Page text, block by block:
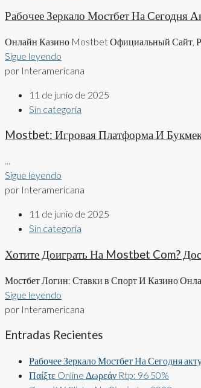
Рабочее Зеркало Мостбет На Сегодня
Онлайн Казино Mostbet Официальный Сайт,
Sigue leyendo
por Interamericana
11 de junio de 2025
Sin categoría
Mostbet: Игровая Платформа И
...
Sigue leyendo
por Interamericana
11 de junio de 2025
Sin categoría
Хотите Доиграть На Mostbet Com?
Мостбет Логин: Ставки в Спорт И Казино
Sigue leyendo
por Interamericana
Entradas Recientes
Рабочее Зеркало Мостбет На Сегодня
Παίξτε Online Δωρεάν Rtp: 96 50%